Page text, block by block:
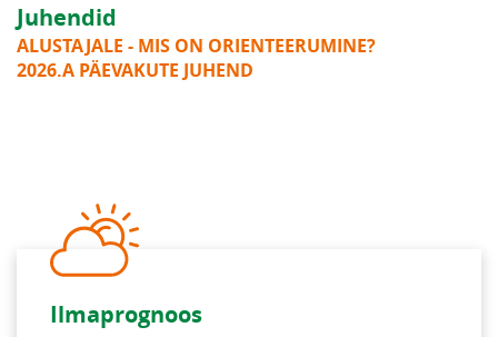
Juhendid
ALUSTAJALE - MIS ON ORIENTEERUMINE?
2026.A PÄEVAKUTE JUHEND
Ilmaprognoos